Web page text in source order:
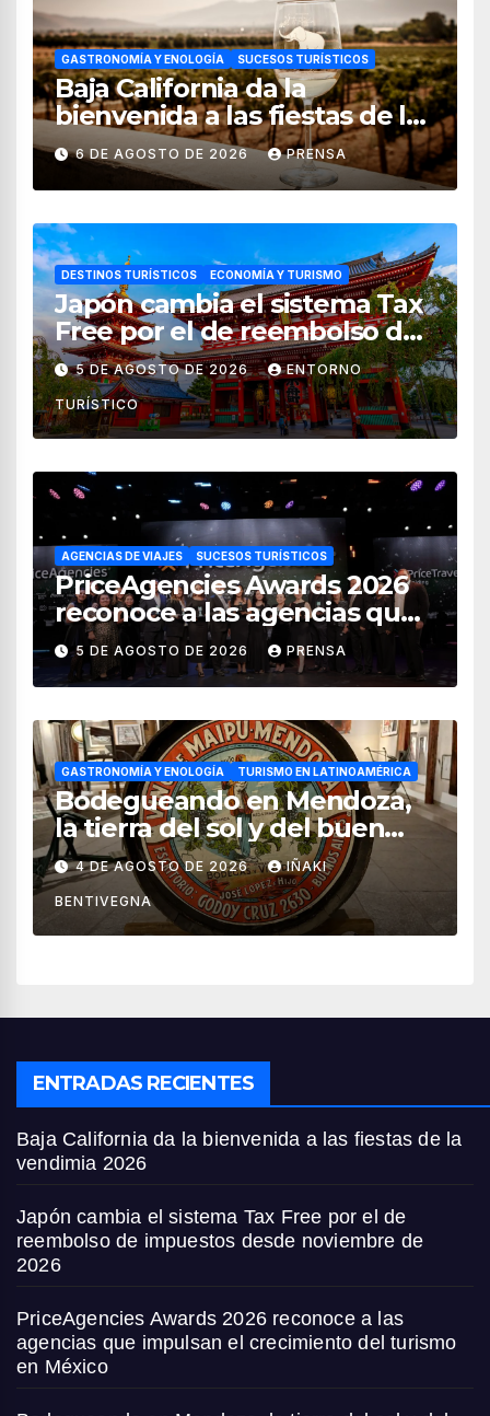
GASTRONOMÍA Y ENOLOGÍA SUCESOS TURÍSTICOS
Baja California da la
bienvenida a las fiestas de la
vendimia 2026
6 DE AGOSTO DE 2026 PRENSA
DESTINOS TURÍSTICOS ECONOMÍA Y TURISMO
Japón cambia el sistema Tax
Free por el de reembolso de
impuestos desde noviembre
de 2026
5 DE AGOSTO DE 2026 ENTORNO
TURÍSTICO
AGENCIAS DE VIAJES SUCESOS TURÍSTICOS
PriceAgencies Awards 2026
reconoce a las agencias que
impulsan el crecimiento del
turismo en México
5 DE AGOSTO DE 2026 PRENSA
GASTRONOMÍA Y ENOLOGÍA TURISMO EN LATINOAMÉRICA
Bodegueando en Mendoza,
la tierra del sol y del buen
vino
4 DE AGOSTO DE 2026 IÑAKI
BENTIVEGNA
ENTRADAS RECIENTES
Baja California da la bienvenida a las fiestas de la
vendimia 2026
Japón cambia el sistema Tax Free por el de
reembolso de impuestos desde noviembre de
2026
PriceAgencies Awards 2026 reconoce a las
agencias que impulsan el crecimiento del turismo
en México